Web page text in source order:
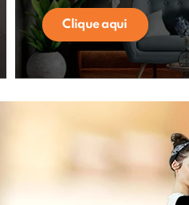
Clique aqui